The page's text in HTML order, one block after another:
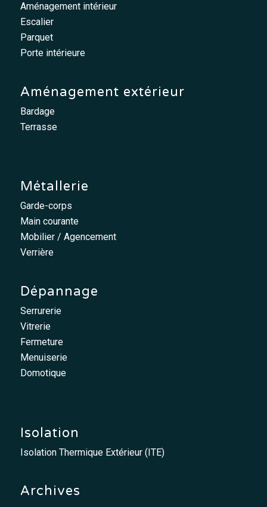
Aménagement intérieur
Escalier
Parquet
Porte intérieure
Aménagement extérieur
Bardage
Terrasse
Métallerie
Garde-corps
Main courante
Mobilier / Agencement
Verrière
Dépannage
Serrurerie
Vitrerie
Fermeture
Menuiserie
Domotique
Isolation
Isolation Thermique Extérieur (ITE)
Archives